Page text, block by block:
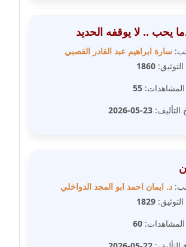
فيروز القطلبي
كريمان سالم
كيندا فائز
ليلى سرحان
يحب .. لا يوقفه الحديد
سارة ابراهيم عبد القادر القصبي
1860
55
التأليف: 23-05-2026
د. ايمان احمد ابو المجد الدواخلي
1829
60